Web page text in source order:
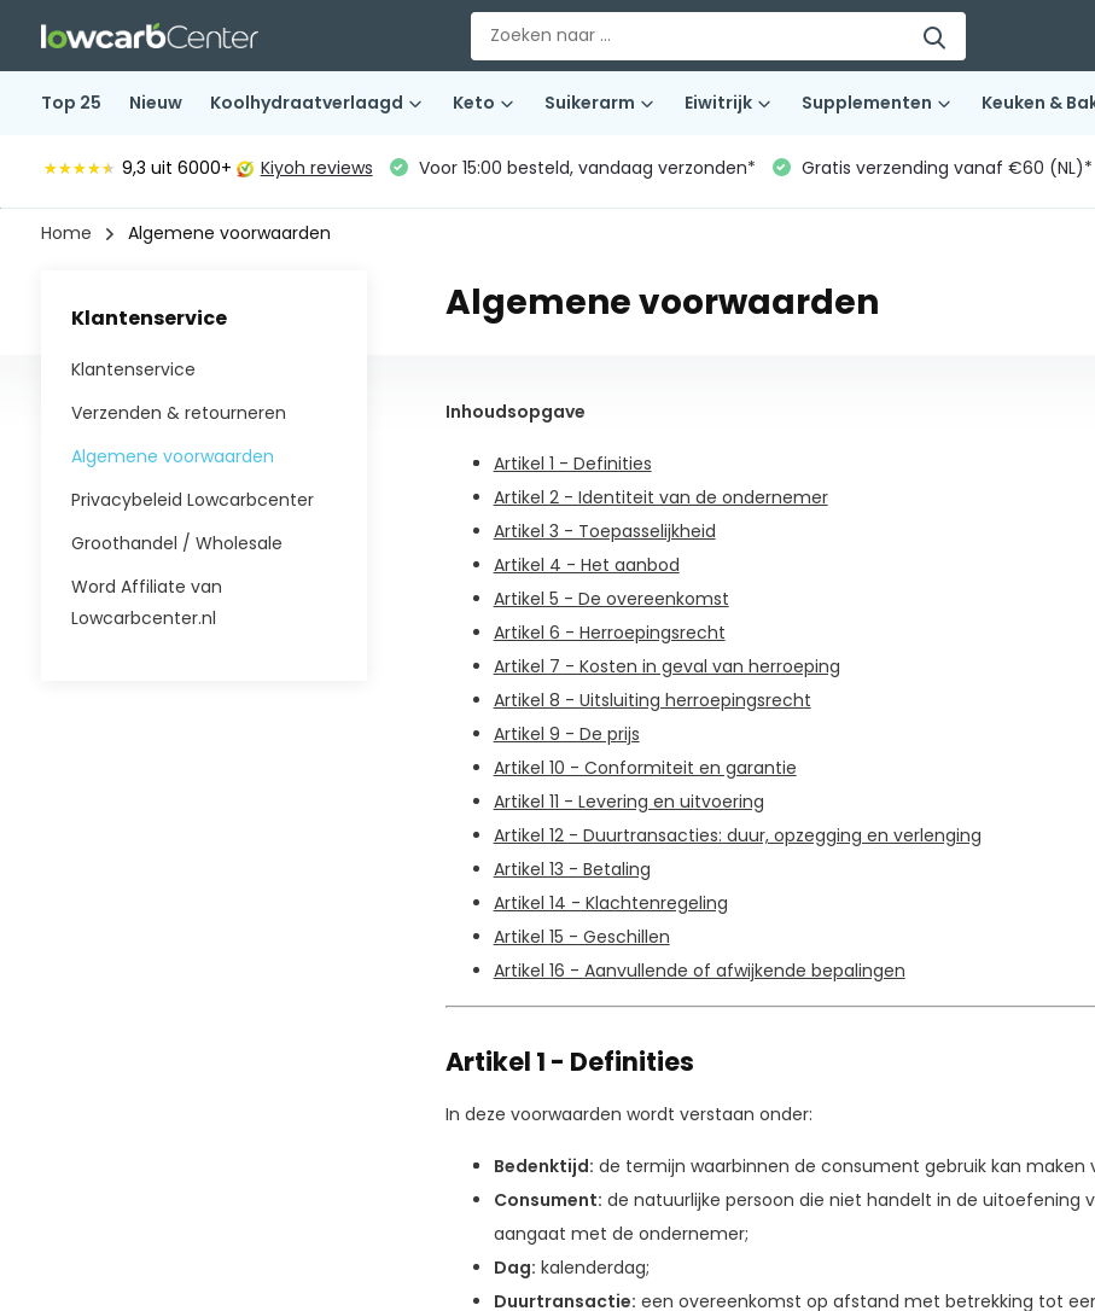
Top 25 Nieuw Koolhydraatverlaagd Keto Suikerarm Eiwitrijk Supplementen Keuken &
★★★★★
★★★★★ 9,3 uit 6000+ Kiyoh reviews Voor 15:00 besteld, vandaag verzonden* Gratis verzending vanaf €60 (NL)*
Home Algemene voorwaarden
Klantenservice
Klantenservice
Verzenden & retourneren
Algemene voorwaarden
Privacybeleid Lowcarbcenter
Groothandel / Wholesale
Word Affiliate van
Lowcarbcenter.nl
Algemene voorwaarden
Inhoudsopgave
Artikel 1 - Definities
Artikel 2 - Identiteit van de ondernemer
Artikel 3 - Toepasselijkheid
Artikel 4 - Het aanbod
Artikel 5 - De overeenkomst
Artikel 6 - Herroepingsrecht
Artikel 7 - Kosten in geval van herroeping
Artikel 8 - Uitsluiting herroepingsrecht
Artikel 9 - De prijs
Artikel 10 - Conformiteit en garantie
Artikel 11 - Levering en uitvoering
Artikel 12 - Duurtransacties: duur, opzegging en verlenging
Artikel 13 - Betaling
Artikel 14 - Klachtenregeling
Artikel 15 - Geschillen
Artikel 16 - Aanvullende of afwijkende bepalingen
Artikel 1 - Definities
In deze voorwaarden wordt verstaan onder:
Bedenktijd: de termijn waarbinnen de consument gebruik kan maken
Consument: de natuurlijke persoon die niet handelt in de
aangaat met de ondernemer;
Dag: kalenderdag;
Duurtransactie: een overeenkomst op afstand met betrekking tot